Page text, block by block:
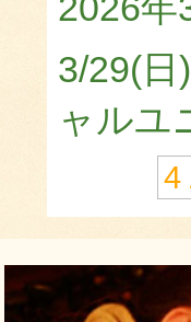
3/29(
ャルユ
4